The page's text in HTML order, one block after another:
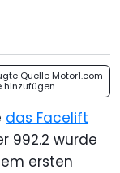
Quelle Motor1.com
hinzufügen
das Facelift
992.2 wurde
ersten